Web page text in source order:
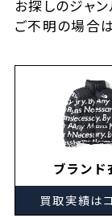
お探しのジャ
ご不明の場合
ブランド
買取実績は